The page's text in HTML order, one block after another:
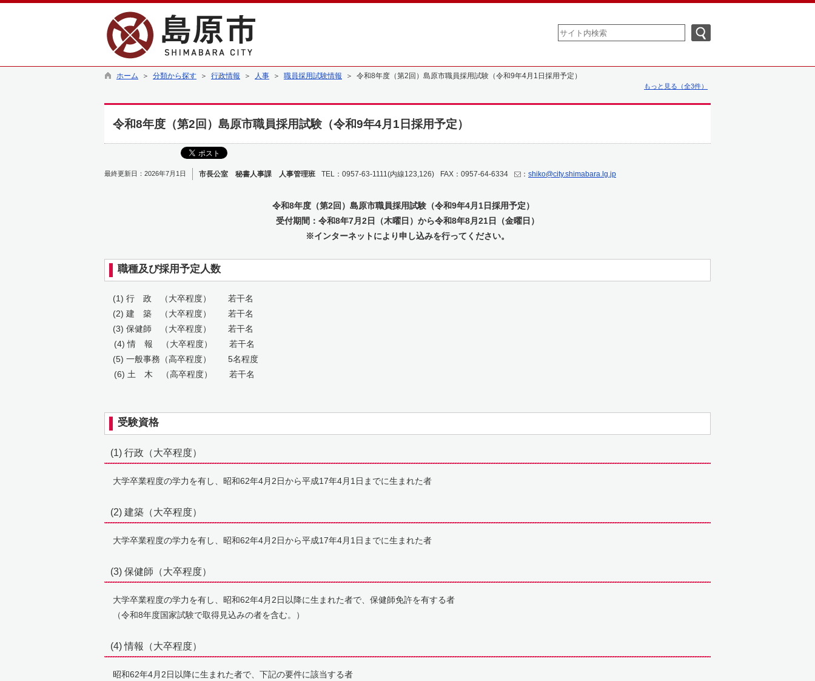
ホーム ＞ 分類から探す ＞ 行政情報 ＞ 人事 ＞ 職員採用試験情報 ＞ 令和8年度（第2回）島原市職員採用試験（令和9年4月1日採用予定）
もっと見る（全3件）
令和8年度（第2回）島原市職員採用試験（令和9年4月1日採用予定）
最終更新日：2026年7月1日 市長公室 秘書人事課 人事管理班 TEL：0957-63-1111(内線123,126) FAX：0957-64-6334 ： shiko@city.shimabara.lg.jp
令和8年度（第2回）島原市職員採用試験（令和9年4月1日採用予定）
受付期間：令和8年7月2日（木曜日）から令和8年8月21日（金曜日）
※インターネットにより申し込みを行ってください。
職種及び採用予定人数
(1) 行 政 （大卒程度） 若干名
(2) 建 築 （大卒程度） 若干名
(3) 保健師 （大卒程度） 若干名
(4) 情 報 （大卒程度） 若干名
(5) 一般事務（高卒程度） 5名程度
(6) 土 木 （高卒程度） 若干名
受験資格
(1) 行政（大卒程度）
大学卒業程度の学力を有し、昭和62年4月2日から平成17年4月1日までに生まれた者
(2) 建築（大卒程度）
大学卒業程度の学力を有し、昭和62年4月2日から平成17年4月1日までに生まれた者
(3) 保健師（大卒程度）
大学卒業程度の学力を有し、昭和62年4月2日以降に生まれた者で、保健師免許を有する者
（令和8年度国家試験で取得見込みの者を含む。）
(4) 情報（大卒程度）
昭和62年4月2日以降に生まれた者で、下記の要件に該当する者